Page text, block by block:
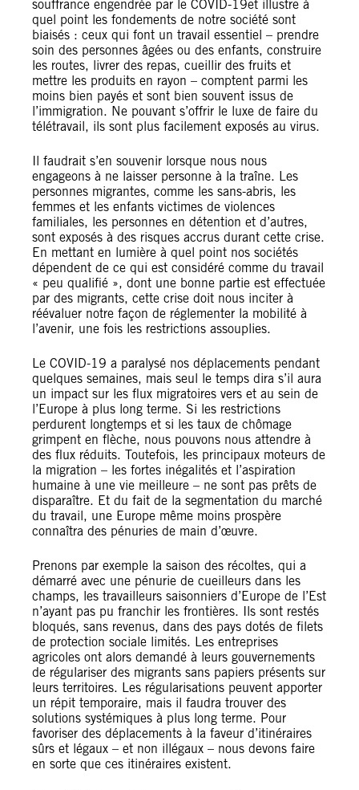
souffrance engendrée par le COVID-19et illustre à
quel point les fondements de notre société sont
biaisés : ceux qui font un travail essentiel – prendre
soin des personnes âgées ou des enfants, construire
les routes, livrer des repas, cueillir des fruits et
mettre les produits en rayon – comptent parmi les
moins bien payés et sont bien souvent issus de
l’immigration. Ne pouvant s’offrir le luxe de faire du
télétravail, ils sont plus facilement exposés au virus.
Il faudrait s’en souvenir lorsque nous nous
engageons à ne laisser personne à la traîne. Les
personnes migrantes, comme les sans-abris, les
femmes et les enfants victimes de violences
familiales, les personnes en détention et d’autres,
sont exposés à des risques accrus durant cette crise.
En mettant en lumière à quel point nos sociétés
dépendent de ce qui est considéré comme du travail
« peu qualifié », dont une bonne partie est effectuée
par des migrants, cette crise doit nous inciter à
réévaluer notre façon de réglementer la mobilité à
l’avenir, une fois les restrictions assouplies.
Le COVID-19 a paralysé nos déplacements pendant
quelques semaines, mais seul le temps dira s’il aura
un impact sur les flux migratoires vers et au sein de
l’Europe à plus long terme. Si les restrictions
perdurent longtemps et si les taux de chômage
grimpent en flèche, nous pouvons nous attendre à
des flux réduits. Toutefois, les principaux moteurs de
la migration – les fortes inégalités et l’aspiration
humaine à une vie meilleure – ne sont pas prêts de
disparaître. Et du fait de la segmentation du marché
du travail, une Europe même moins prospère
connaîtra des pénuries de main d’œuvre.
Prenons par exemple la saison des récoltes, qui a
démarré avec une pénurie de cueilleurs dans les
champs, les travailleurs saisonniers d’Europe de l’Est
n’ayant pas pu franchir les frontières. Ils sont restés
bloqués, sans revenus, dans des pays dotés de filets
de protection sociale limités. Les entreprises
agricoles ont alors demandé à leurs gouvernements
de régulariser des migrants sans papiers présents sur
leurs territoires. Les régularisations peuvent apporter
un répit temporaire, mais il faudra trouver des
solutions systémiques à plus long terme. Pour
favoriser des déplacements à la faveur d’itinéraires
sûrs et légaux – et non illégaux – nous devons faire
en sorte que ces itinéraires existent.